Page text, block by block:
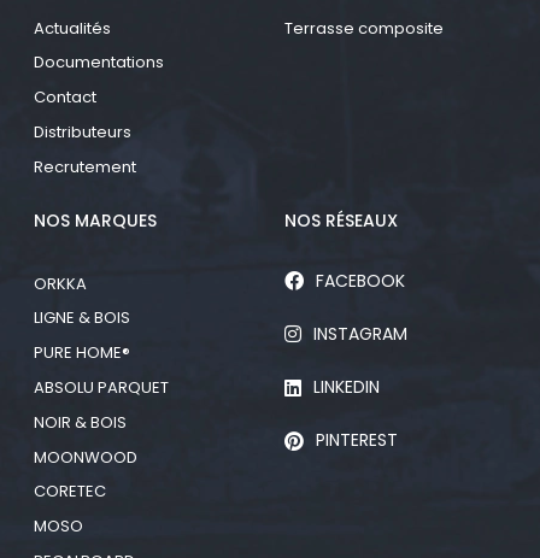
Actualités
Documentations
Contact
Distributeurs
Recrutement
Terrasse composite
NOS MARQUES
ORKKA
LIGNE & BOIS
PURE HOME®
ABSOLU PARQUET
NOIR & BOIS
MOONWOOD
CORETEC
MOSO
NOS RÉSEAUX
FACEBOOK
INSTAGRAM
LINKEDIN
PINTEREST